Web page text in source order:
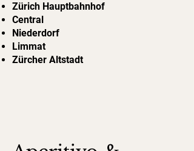
Zürich Hauptbahnhof
Central
Niederdorf
Limmat
Zürcher Altstadt